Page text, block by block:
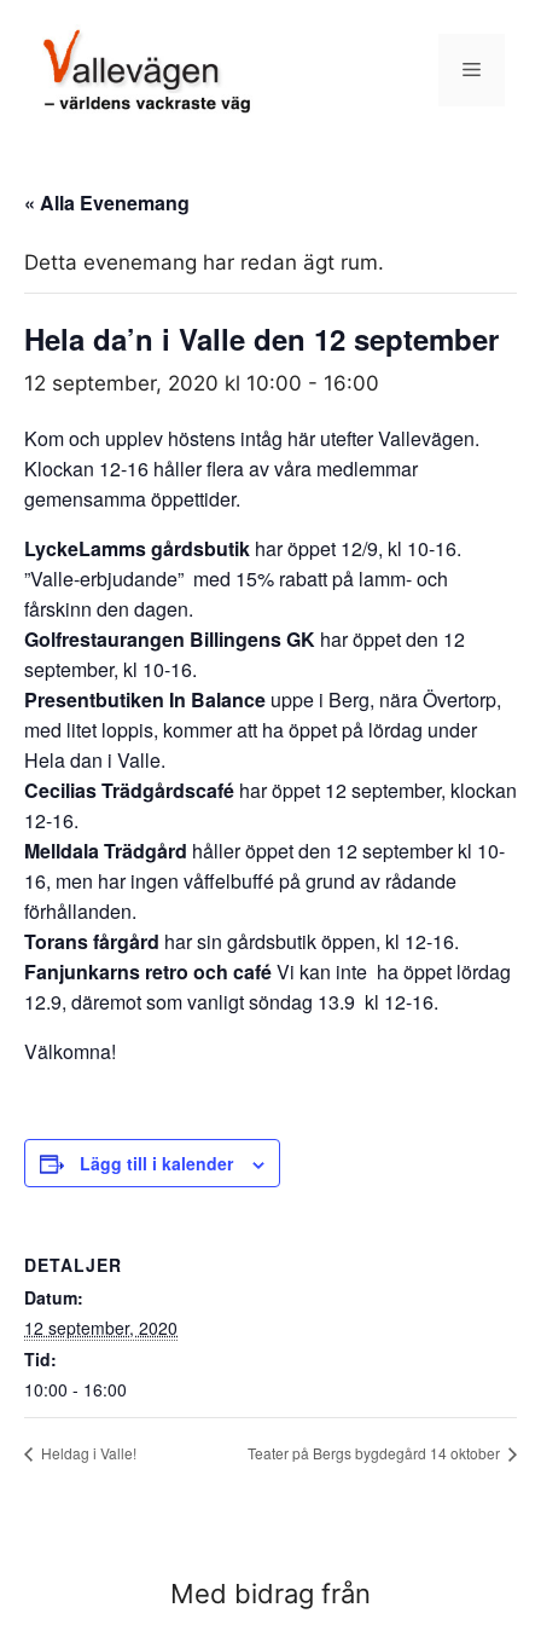
innehåll
Meny
« Alla Evenemang
Detta evenemang har redan ägt rum.
Hela da’n i Valle den 12 september
12 september, 2020 kl 10:00 - 16:00
Kom och upplev höstens intåg här utefter Vallevägen.
Klockan 12-16 håller flera av våra medlemmar
gemensamma öppettider.
LyckeLamms gårdsbutik har öppet 12/9, kl 10-16.
”Valle-erbjudande” med 15% rabatt på lamm- och
fårskinn den dagen.
Golfrestaurangen Billingens GK har öppet den 12
september, kl 10-16.
Presentbutiken In Balance uppe i Berg, nära Övertorp,
med litet loppis, kommer att ha öppet på lördag under
Hela dan i Valle.
Cecilias Trädgårdscafé har öppet 12 september, klockan
12-16.
Melldala Trädgård håller öppet den 12 september kl 10-
16, men har ingen våffelbuffé på grund av rådande
förhållanden.
Torans fårgård har sin gårdsbutik öppen, kl 12-16.
Fanjunkarns retro och caféVi kan inte ha öppet lördag
12.9, däremot som vanligt söndag 13.9 kl 12-16.
Välkomna!
Lägg till i kalender
DETALJER
Datum:
12 september, 2020
Tid:
10:00 - 16:00
Heldag i Valle! Teater på Bergs bygdegård 14 oktober
Med bidrag från